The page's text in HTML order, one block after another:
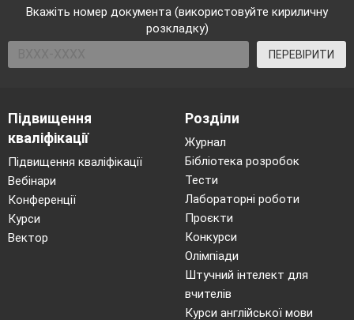
Вкажіть номер документа (використовуйте кириличну
розкладку)
ПЕРЕВІРИТИ
Підвищення
кваліфікації
Підвищення кваліфікації
Вебінари
Конференції
Курси
Вектор
Розділи
Журнал
Бібліотека розробок
Тести
Лабораторні роботи
Проєкти
Конкурси
Олімпіади
Штучний інтелект для
вчителів
Курси англійської мови